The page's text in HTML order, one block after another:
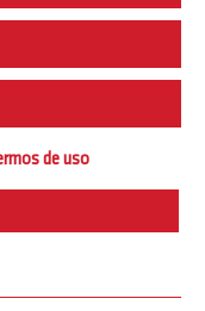
de uso